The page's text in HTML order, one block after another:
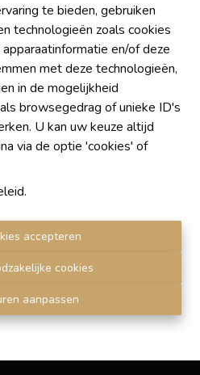
te bieden, gebruiken
technologieën zoals cookies
en/of deze
met deze technologieën,
in de mogelijkheid
browsegedrag of unieke ID's
U kan uw keuze altijd
via de optie 'cookies' of
.
accepteren
cookies
aanpassen
et financièrement
TVA BE 0755330288
vis AXA Belgium
immobiliers, rue du
Le
des agents